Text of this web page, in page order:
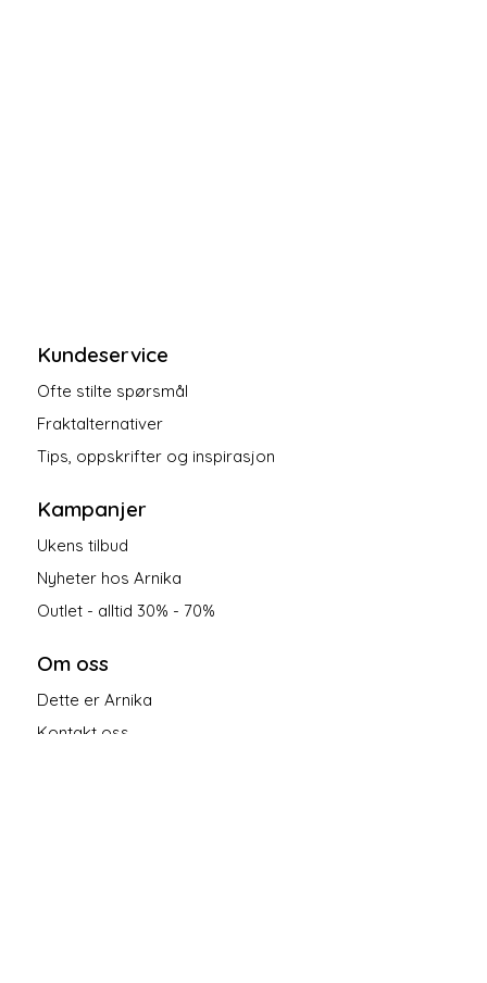
Kundeservice
Ofte stilte spørsmål
Fraktalternativer
Tips, oppskrifter og inspirasjon
Kampanjer
Ukens tilbud
Nyheter hos Arnika
Outlet - alltid 30% - 70%
Om oss
Dette er Arnika
Kontakt oss